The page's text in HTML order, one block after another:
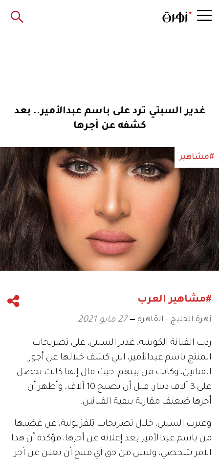
غدير السبتي ترد على باسم عبدالأمير.. بعد
كشفه عن أجرها
#مشاهير
#مشاهير العرب
زهرة الخليج - القاهرة 27 مايو 2021
ردت الفنانة الكويتية، غدير السبتي، على تصريحات
المنتج باسم عبدالأمير، التي كشف خلالها عن أجور
الفنانين، وكانت من بينهم، حيث قال إنها كانت تحصل
على 3 آلاف دينار، قبل أن يصبح 10 آلاف، وأظهر أن
أجرها ضعيف مقارنة ببقية الفنانين.
وعبرت السبتي، خلال تصريحات تلفزيونية، عن غضبها
من باسم عبدالأمير بعد إعلانه عن أجرها، مؤكدة أن هذا
الأمر شخصي، وليس من حق أي منتج أن يعلن عن أجر